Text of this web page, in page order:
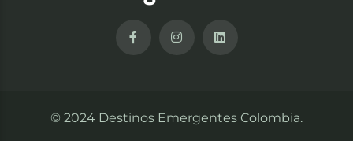
© 2024 Destinos Emergentes Colombia.